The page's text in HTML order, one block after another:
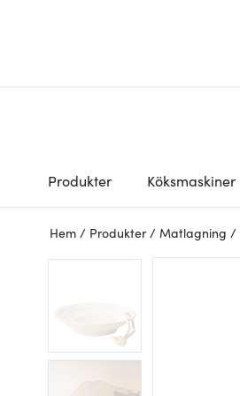
Produkter Köksmaskiner
Hem / Produkter / Matlagning /